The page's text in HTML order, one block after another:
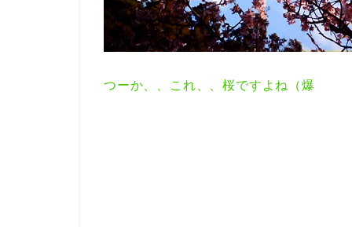
つーか、、これ、、桜ですよね（爆